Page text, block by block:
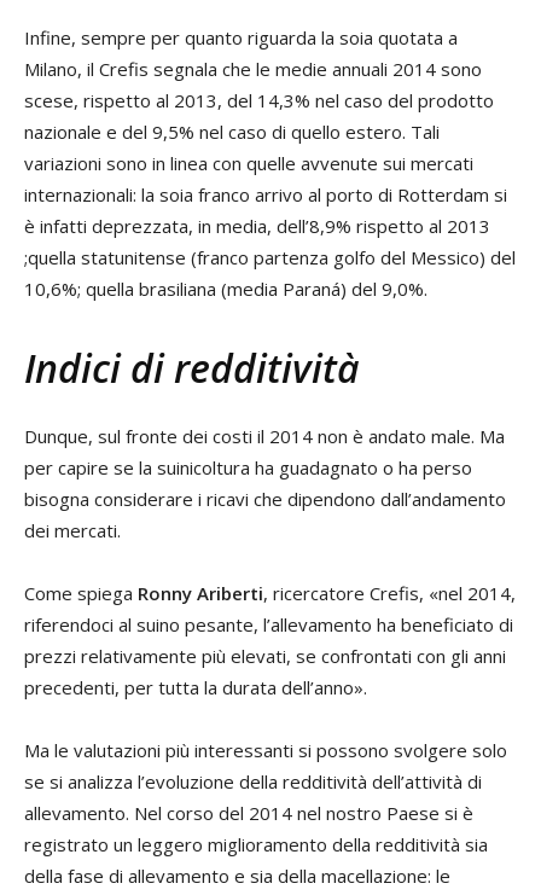
Infine, sempre per quanto riguarda la soia quotata a
Milano, il Crefis segnala che le medie annuali 2014 sono
scese, rispetto al 2013, del 14,3% nel caso del prodotto
nazionale e del 9,5% nel caso di quello estero. Tali
variazioni sono in linea con quelle avvenute sui mercati
internazionali: la soia franco arrivo al porto di Rotterdam si
è infatti deprezzata, in media, dell’8,9% rispetto al 2013
;quella statunitense (franco partenza golfo del Messico) del
10,6%; quella brasiliana (media Paraná) del 9,0%.
Indici di redditività
Dunque, sul fronte dei costi il 2014 non è andato male. Ma
per capire se la suinicoltura ha guadagnato o ha perso
bisogna considerare i ricavi che dipendono dall’andamento
dei mercati.
Come spiega Ronny Ariberti, ricercatore Crefis, «nel 2014,
riferendoci al suino pesante, l’allevamento ha beneficiato di
prezzi relativamente più elevati, se confrontati con gli anni
precedenti, per tutta la durata dell’anno».
Ma le valutazioni più interessanti si possono svolgere solo
se si analizza l’evoluzione della redditività dell’attività di
allevamento. Nel corso del 2014 nel nostro Paese si è
registrato un leggero miglioramento della redditività sia
della fase di allevamento e sia della macellazione: le